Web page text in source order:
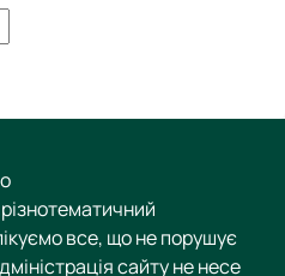
все, що не порушує
сайту не несе